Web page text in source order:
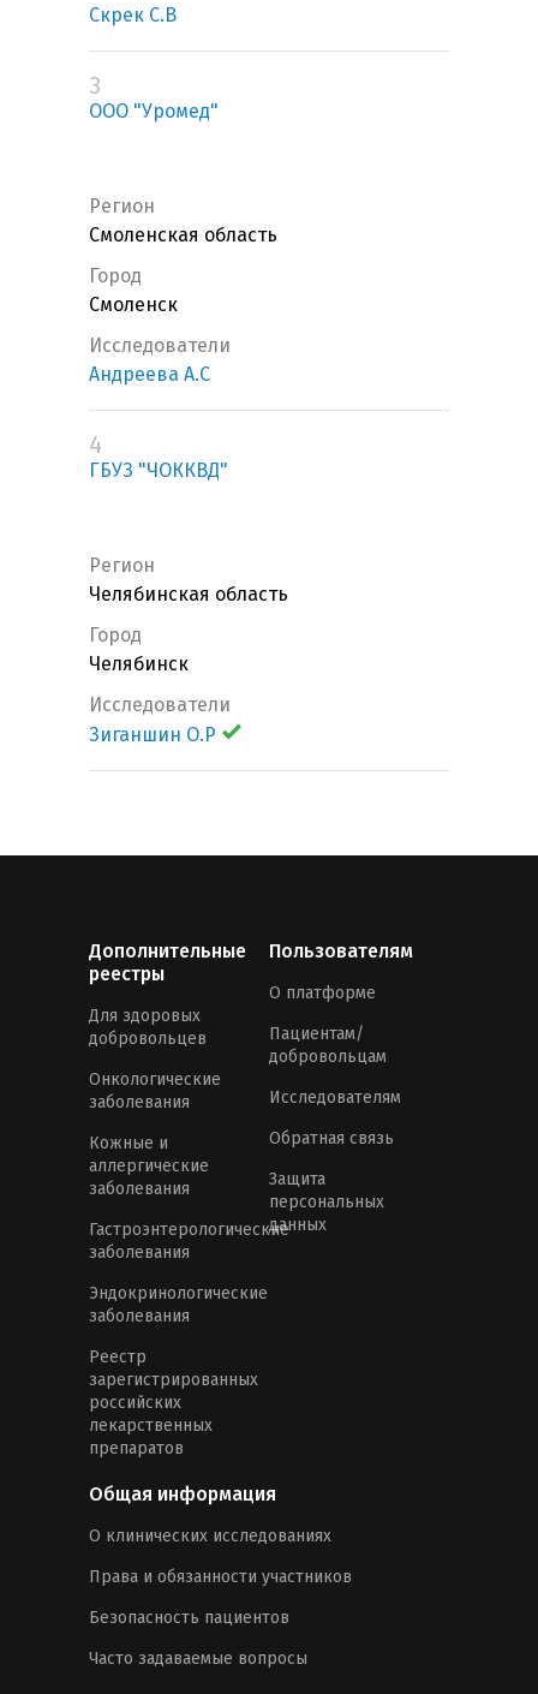
Скрек С.В
3
ООО "Уромед"
Регион
Смоленская область
Город
Смоленск
Исследователи
Андреева А.С
4
ГБУЗ "ЧОККВД"
Регион
Челябинская область
Город
Челябинск
Исследователи
Зиганшин О.Р
Дополнительные
реестры
Для здоровых
добровольцев
Онкологические
заболевания
Кожные и
аллергические
заболевания
Гастроэнтерологические
заболевания
Эндокринологические
заболевания
Реестр
зарегистрированных
российских
лекарственных
препаратов
Пользователям
О платформе
Пациентам/
добровольцам
Исследователям
Обратная связь
Защита
персональных
данных
Общая информация
О клинических исследованиях
Права и обязанности участников
Безопасность пациентов
Часто задаваемые вопросы